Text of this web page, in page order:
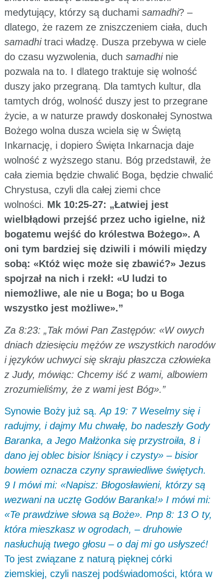
medytujący, którzy są duchami samadhi? –
dlatego, że razem ze zniszczeniem ciała, duch
samadhitraci władzę. Dusza przebywa w ciele
do czasu wyzwolenia, duch samadhinie
pozwala na to. I dlatego traktuje się wolność
duszy jako przegraną. Dla tamtych kultur, dla
tamtych dróg, wolność duszy jest to przegrane
życie, a w naturze prawdy doskonałej Synostwa
Bożego wolna dusza wciela się w Świętą
Inkarnację, i dopiero Święta Inkarnacja daje
wolność z wyższego stanu. Bóg przedstawił, że
cała ziemia będzie chwalić Boga, będzie chwalić
Chrystusa, czyli dla całej ziemi chce
wolności. Mk 10:25-27: „Łatwiej jest
wielbłądowi przejść przez ucho igielne, niż
bogatemu wejść do królestwa Bożego». A
oni tym bardziej się dziwili i mówili między
sobą: «Któż więc może się zbawić?» Jezus
spojrzał na nich i rzekł: «U ludzi to
niemożliwe, ale nie u Boga; bo u Boga
wszystko jest możliwe».”
Za 8:23: „Tak mówi Pan Zastępów: «W owych
dniach dziesięciu mężów ze wszystkich narodów
i języków uchwyci się skraju płaszcza człowieka
z Judy, mówiąc: Chcemy iść z wami, albowiem
zrozumieliśmy, że z wami jest Bóg».”
Synowie Boży już są.Ap 19: 7 Weselmy się i
radujmy, i dajmy Mu chwałę, bo nadeszły Gody
Baranka, a Jego Małżonka się przystroiła, 8 i
dano jej oblec bisior lśniący i czysty» – bisior
bowiem oznacza czyny sprawiedliwe świętych.
9 I mówi mi: «Napisz: Błogosławieni, którzy są
wezwani na ucztę Godów Baranka!» I mówi mi:
«Te prawdziwe słowa są Boże». Pnp 8: 13 O ty,
która mieszkasz w ogrodach, – druhowie
nasłuchują twego głosu – o daj mi go usłyszeć!
To jest związane z naturą pięknej córki
ziemskiej, czyli naszej podświadomości, która w